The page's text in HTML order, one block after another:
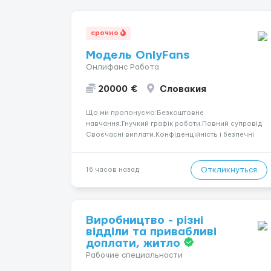
срочно
Модель OnlyFans
Онлифанс Работа
20000 € Словакия
Що ми пропонуємо:Безкоштовне
навчання.Гнучкий графік роботи.Повний супровід
Своєчасні виплати.Конфіденційність і безпечні
розвиватися.Досвід не обов’язковий.Якщо вас
зацікавила вакансія — залишайте відгук, і ми
зв’яжемося ...
16 часов назад Откликнуться
Виробництво - різні
відділи та привабливі
доплати, житло
Рабочие специальности